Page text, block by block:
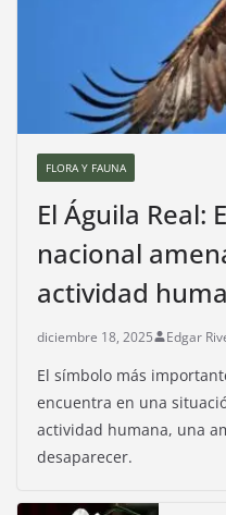
FLORA Y FAUNA
El Águila Real:
nacional
actividad
diciembre 18, 2025 Edgar
El símbolo más
encuentra en una
actividad humana, una
desaparecer.